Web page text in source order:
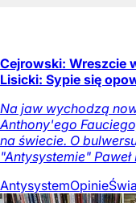
Cejrowski: Wreszcie
Lisicki: Sypie się
Na jaw wychodzą
Anthony'ego
na świecie. O
"Antysystemie"
AntysystemOpinie